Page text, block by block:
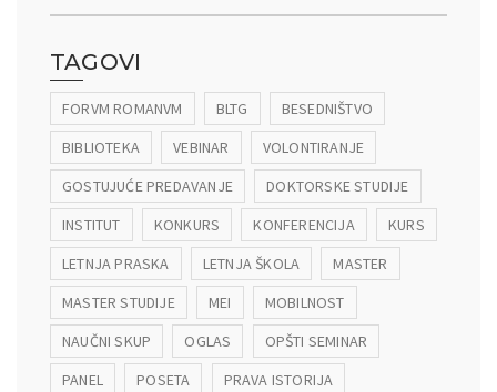
TAGOVI
FORVM ROMANVM BLTG
BESEDNIŠTVO
BIBLIOTEKA
VEBINAR
VOLONTIRANJE
GOSTUJUĆE PREDAVANJE
DOKTORSKE STUDIJE
INSTITUT
KONKURS KONFERENCIJA
KURS
LETNJA PRASKA
LETNJA ŠKOLA
MASTER
MASTER STUDIJE
MEI
MOBILNOST
NAUČNI SKUP
OGLAS
OPŠTI SEMINAR
PANEL
POSETA
PRAVA ISTORIJA